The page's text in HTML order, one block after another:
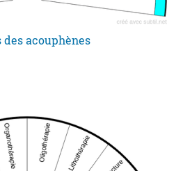
des acouphènes